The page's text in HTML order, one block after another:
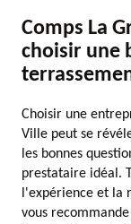
Comps La
choisir une
Choisir une
Ville peut se
les bonnes
prestataire idéal.
l'expérience et la
vous